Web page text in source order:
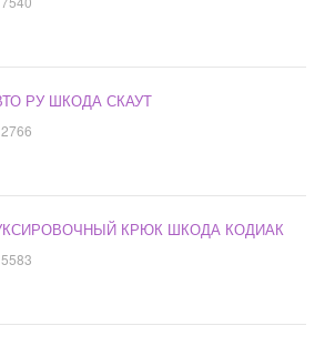
РУ ШКОДА СКАУТ
2766
КРЮК ШКОДА КОДИАК
5583